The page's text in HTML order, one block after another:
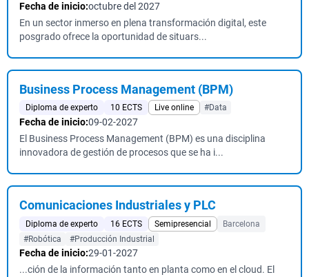
Fecha de inicio:octubre del 2027
En un sector inmerso en plena transformación digital, este
posgrado ofrece la oportunidad de situars...
Business Process Management (BPM)
Diploma de experto 10 ECTS Live online #Data
Fecha de inicio:09-02-2027
El Business Process Management (BPM) es una disciplina
innovadora de gestión de procesos que se ha i...
Comunicaciones Industriales y PLC
Diploma de experto 16 ECTS Semipresencial
Barcelona
#Robótica
#Producción Industrial
Fecha de inicio:29-01-2027
...ción de la información tanto en planta como en el cloud. El